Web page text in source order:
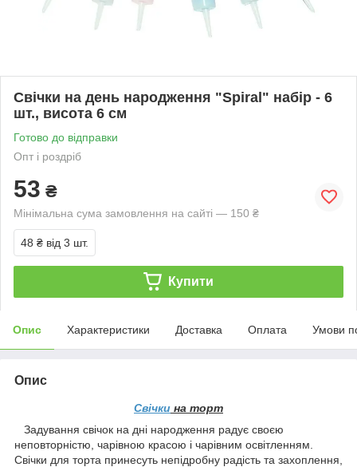
Свічки на день народження "Spiral" набір - 6
шт., висота 6 см
Готово до відправки
Опт і роздріб
53 ₴
Мінімальна сума замовлення на сайті — 150 ₴
48 ₴ від 3 шт.
Купити
Опис Характеристики Доставка Оплата Умови
Опис
Свічки на торт
Задування свічок на дні народження радує своєю
неповторністю, чарівною красою і чарівним освітленням.
Свічки для торта принесуть непідробну радість та захоплення,